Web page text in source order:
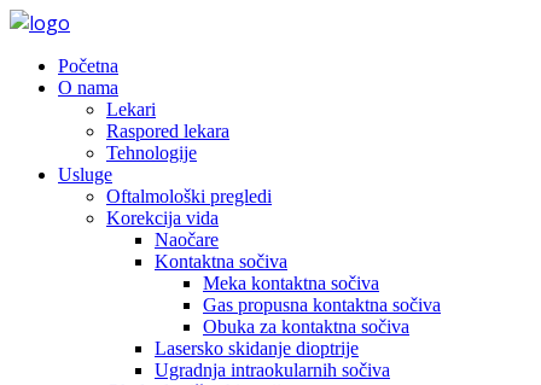
Početna
O nama
Lekari
Raspored lekara
Tehnologije
Usluge
Oftalmološki pregledi
Korekcija vida
Naočare
Kontaktna sočiva
Meka kontaktna sočiva
Gas propusna kontaktna sočiva
Obuka za kontaktna sočiva
Lasersko skidanje dioptrije
Ugradnja intraokularnih sočiva